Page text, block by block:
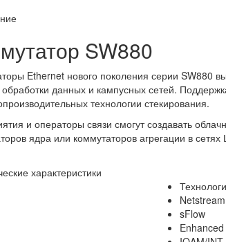
SW880
Ethernet нового поколения серии SW880
обработки данных и кампусных сетей.
технологии стекирования.
и операторы связи смогут создавать
ядра или коммутаторов агрегации в
характеристики
Netstream
sFlow
Enhanced